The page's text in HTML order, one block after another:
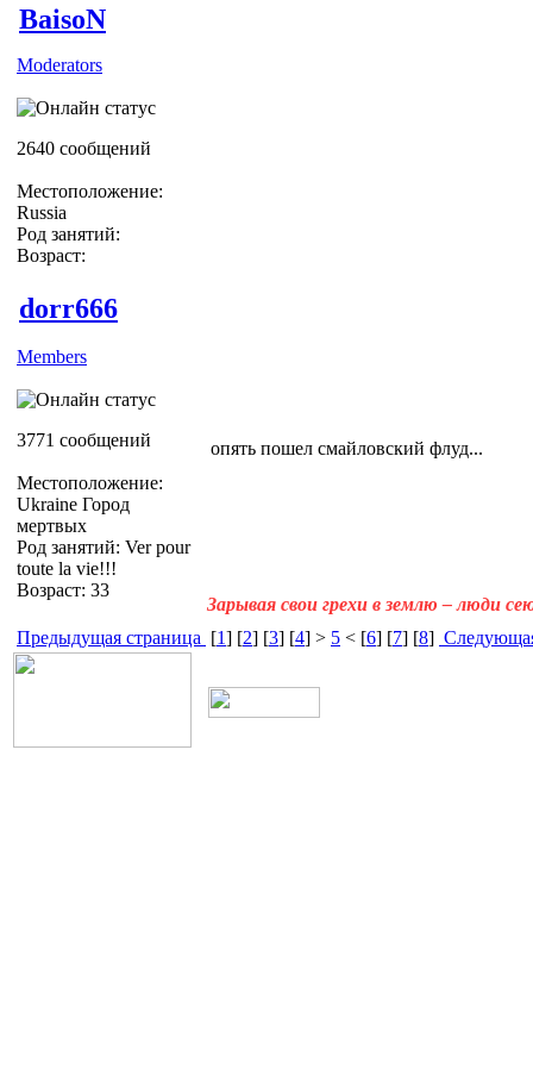
BaisoN
Moderators
2640 сообщений
Местоположение:
Russia
Род занятий:
Возраст:
dorr666
Members
3771 сообщений
Местоположение:
Ukraine Город
мертвых
Род занятий: Ver pour
toute la vie!!!
Возраст: 33
опять пошел смайловский флуд...
Зарывая свои грехи в землю – люди
Предыдущая страница [1] [2] [3] [4] > 5 < [6] [7] [8]